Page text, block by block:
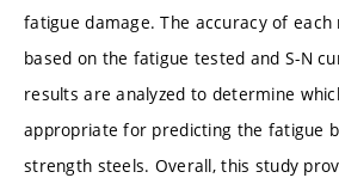
fatigue damage. The accuracy of
based on the fatigue tested and S-N
results are analyzed to determine
appropriate for predicting the fatigue
strength steels. Overall, this study